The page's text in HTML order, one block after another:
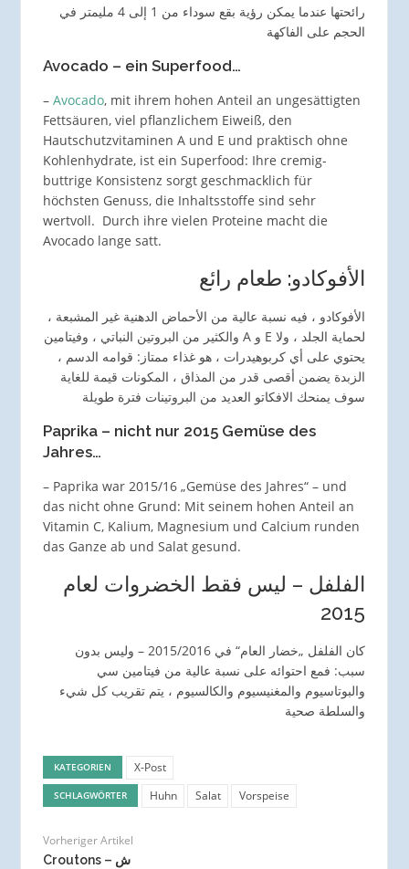
رائحتها عندما يمكن رؤية بقع سوداء من 1 إلى 4 مليمتر في
الحجم على الفاكهة
Avocado – ein Superfood…
– Avocado, mit ihrem hohen Anteil an ungesättigten
Fettsäuren, viel pflanzlichem Eiweiß, den
Hautschutzvitaminen A und E und praktisch ohne
Kohlenhydrate, ist ein Superfood: Ihre cremig-
buttrige Konsistenz sorgt geschmacklich für
höchsten Genuss, die Inhaltsstoffe sind sehr
wertvoll. Durch ihre vielen Proteine macht die
Avocado lange satt.
الأفوكادو: طعام رائع
الأفوكادو ، فيه نسبة عالية من الأحماض الدهنية غير المشبعة ،
والكثير من البروتين النباتي ، وفيتامين A و E لحماية الجلد ، ولا
يحتوي على أي كربوهيدرات ، هو غذاء ممتاز: قوامه الدسم ،
الزبدة يضمن أقصى قدر من المذاق ، المكونات قيمة للغاية
سوف يمنحك الافكاتو العديد من البروتينات فترة طويلة
Paprika – nicht nur 2015 Gemüse des
Jahres…
– Paprika war 2015/16 „Gemüse des Jahres“ – und
das nicht ohne Grund: Mit seinem hohen Anteil an
Vitamin C, Kalium, Magnesium und Calcium runden
das Ganze ab und Salat gesund.
الفلفل – ليس فقط الخضروات لعام
2015
كان الفلفل „خضار العام“ في 2015/2016 – وليس بدون
سبب: فمع احتوائه على نسبة عالية من فيتامين سي
والبوتاسيوم والمغنيسيوم والكالسيوم ، يتم تقريب كل شيء
والسلطة صحية
KATEGORIEN X-Post
SCHLAGWÖRTER Huhn Salat Vorspeise
Vorheriger Artikel
Croutons – ش